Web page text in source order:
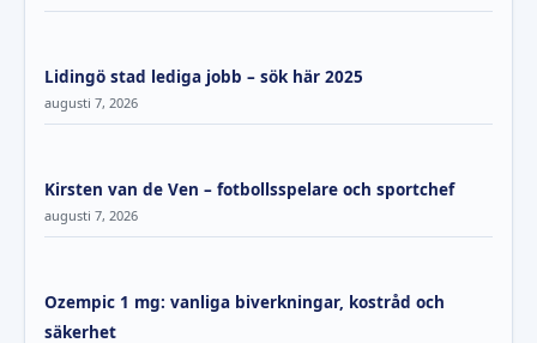
Lidingö stad lediga jobb – sök här 2025
augusti 7, 2026
Kirsten van de Ven – fotbollsspelare och sportchef
augusti 7, 2026
Ozempic 1 mg: vanliga biverkningar, kostråd och
säkerhet